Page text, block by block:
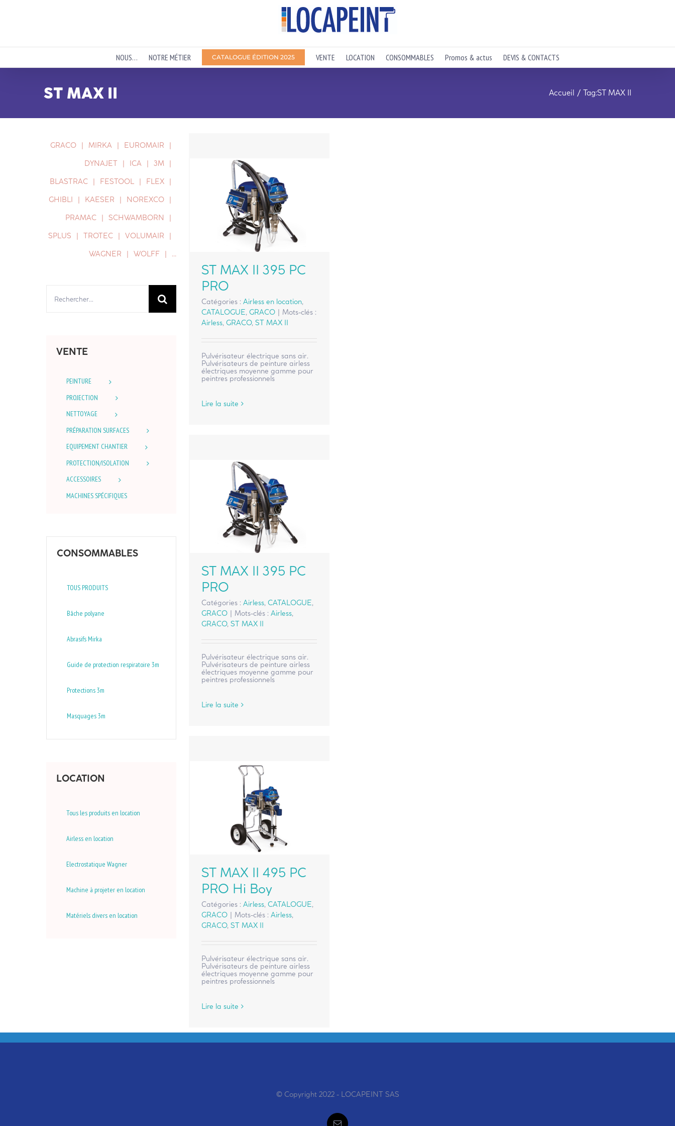
NOUS… NOTRE MÉTIER CATALOGUE ÉDITION 2025 VENTE LOCATION CONSOMMABLES Promos & actus DEVIS & CONTACTS
ST MAX II Accueil Tag:ST MAX II
ST MAX II 395 PC
PRO
Catégories :Airless en location,
CATALOGUE,GRACO | Mots-clés :
Airless,GRACO,ST MAX II
Pulvérisateur électrique sans air.
Pulvérisateurs de peinture airless
électriques moyenne gamme pour
peintres professionnels
Lire la suite
ST MAX II 395 PC
PRO
Catégories :Airless,CATALOGUE,
GRACO
Mots-clés :Airless,
GRACO,ST MAX II
Pulvérisateur électrique sans air.
Pulvérisateurs de peinture airless
électriques moyenne gamme pour
peintres professionnels
Lire la suite
ST MAX II 495 PC
PRO Hi Boy
Catégories :Airless,CATALOGUE,
GRACO | Mots-clés :Airless,
GRACO,ST MAX II
Pulvérisateur électrique sans air.
Pulvérisateurs de peinture airless
électriques moyenne gamme pour
peintres professionnels
Lire la suite
GRACO MIRKA
EUROMAIR
DYNAJET
ICA
3M
BLASTRAC
FESTOOL
FLEX
GHIBLI
KAESER
NOREXCO
PRAMAC
SCHWAMBORN
SPLUS
TROTEC
VOLUMAIR
WAGNER
WOLFF …
VENTE
PEINTURE
PROJECTION
NETTOYAGE
PRÉPARATION SURFACES
EQUIPEMENT CHANTIER
PROTECTION/ISOLATION
ACCESSOIRES
MACHINES SPÉCIFIQUES
CONSOMMABLES
TOUS PRODUITS
Bâche polyane
Abrasifs Mirka
Guide de protection respiratoire 3m
Protections 3m
Masquages 3m
LOCATION
Tous les produits en location
Airless en location
Electrostatique Wagner
Machine à projeter en location
Matériels divers en location
© Copyright 2022 - LOCAPEINT SAS